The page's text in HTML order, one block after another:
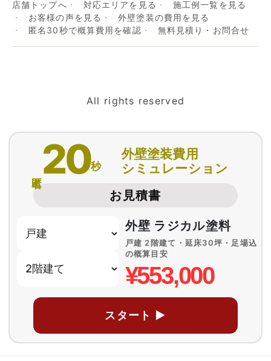
店舗トップへ 対応エリアを見る
施工例一覧を見る
お客様の声を見る
外壁塗装の費用を見る
匿名30秒で概算費用を確認
無料見積り・お問合せ
All rights reserved
20秒
外壁塗装費用
シミュレーション
お見積書
外壁 ラジカル塗料
戸建 2階建て・延床30坪・足場込
の概算目安
¥553,000
スタート ▶